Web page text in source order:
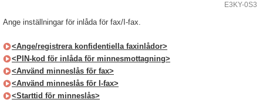
E3KY-0S3
Ange inställningar för inlåda för fax/I-fax.
<Ange/registrera konfidentiella faxinlådor>
<PIN-kod för inlåda för minnesmottagning>
<Använd minneslås för fax>
<Använd minneslås för I-fax>
<Starttid för minneslås>